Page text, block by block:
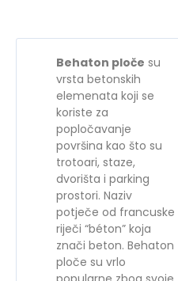
Behaton ploče su
vrsta betonskih
elemenata koji se
koriste za
popločavanje
površina kao što su
trotoari, staze,
dvorišta i parking
prostori. Naziv
potječe od francuske
riječi “béton” koja
znači beton. Behaton
ploče su vrlo